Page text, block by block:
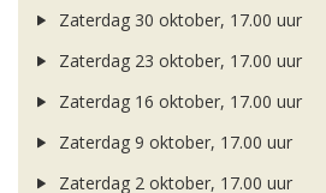
Zaterdag 30 oktober, 17.00 uur
Zaterdag 23 oktober, 17.00 uur
Zaterdag 16 oktober, 17.00 uur
Zaterdag 9 oktober, 17.00 uur
Zaterdag 2 oktober, 17.00 uur